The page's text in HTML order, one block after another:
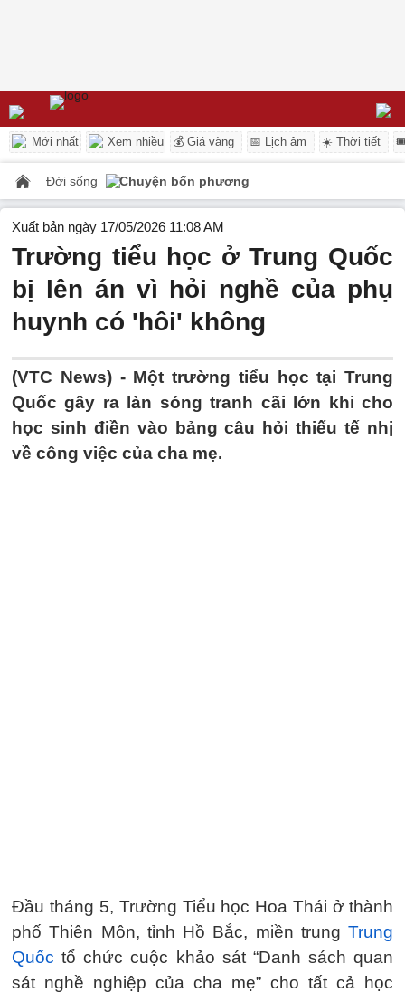
Mới nhất Xem nhiều 💰 Giá vàng 📅 Lịch âm ☀️ Thời tiết
Đời sống Chuyện bốn phương
Xuất bản ngày 17/05/2026 11:08 AM
Trường tiểu học ở Trung Quốc
bị lên án vì hỏi nghề của phụ
huynh có 'hôi' không
(VTC News) - Một trường tiểu học tại Trung
Quốc gây ra làn sóng tranh cãi lớn khi cho
học sinh điền vào bảng câu hỏi thiếu tế nhị
về công việc của cha mẹ.
Đầu tháng 5, Trường Tiểu học Hoa Thái ở thành
phố Thiên Môn, tỉnh Hồ Bắc, miền trung Trung
Quốc tổ chức cuộc khảo sát “Danh sách quan
sát nghề nghiệp của cha mẹ” cho tất cả học